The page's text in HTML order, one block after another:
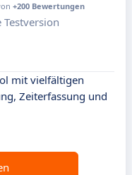
+200 Bewertungen
Testversion
mit vielfältigen
Zeiterfassung und